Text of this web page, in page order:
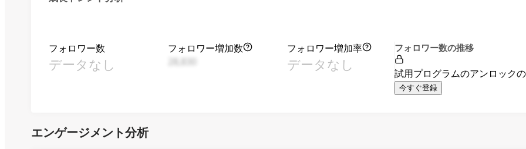
フォロワー数
データなし
フォロワー増加数
フォロワー増加率
データなし
フォロワー数の推移
試用プログラムのアンロックの
今すぐ登録
エンゲージメント分析